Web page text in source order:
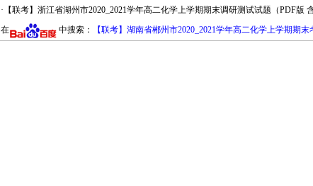
· 【联考】浙江省湖州市2020_2021学年高二化学上学期期末调研测试试题（PDF版
在
中搜索： 【联考】湖南省郴州市2020_2021学年高二化学上学期期